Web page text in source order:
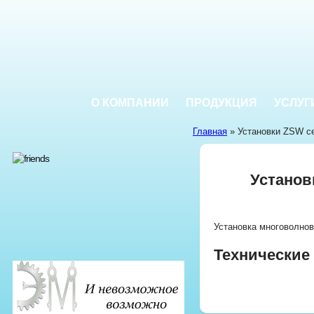
О КОМПАНИИ ПРОДУКЦИЯ
Главная » Установки ZSW
Установка